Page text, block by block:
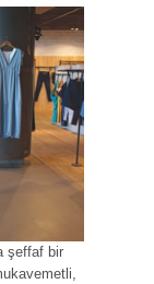
şeffaf bir